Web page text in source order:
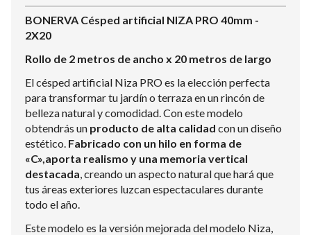
BONERVA Césped artificial NIZA PRO 40mm -
2X20
Rollo de 2 metros de ancho x 20 metros de largo
El césped artificial Niza PRO es la elección perfecta
para transformar tu jardín o terraza en un rincón de
belleza natural y comodidad. Con este modelo
obtendrás un producto de alta calidad con un diseño
estético. Fabricado con un hilo en forma de
«C»,aporta realismo y una memoria vertical
destacada, creando un aspecto natural que hará que
tus áreas exteriores luzcan espectaculares durante
todo el año.
Este modelo es la versión mejorada del modelo Niza,